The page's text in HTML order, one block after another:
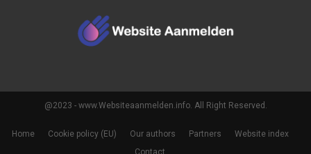
@2023 - www.Websiteaanmelden.info. All Right Reserved.
Home Cookie policy (EU) Our authors Partners
Website index